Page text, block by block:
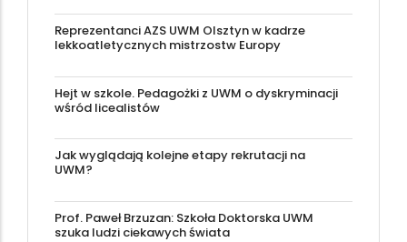
Reprezentanci AZS UWM Olsztyn w kadrze
lekkoatletycznych mistrzostw Europy
Hejt w szkole. Pedagożki z UWM o dyskryminacji
wśród licealistów
Jak wyglądają kolejne etapy rekrutacji na
UWM?
Prof. Paweł Brzuzan: Szkoła Doktorska UWM
szuka ludzi ciekawych świata